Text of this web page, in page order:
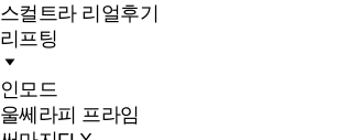
스컬트라 리얼후기
리프팅
인모드
울쎄라피 프라임